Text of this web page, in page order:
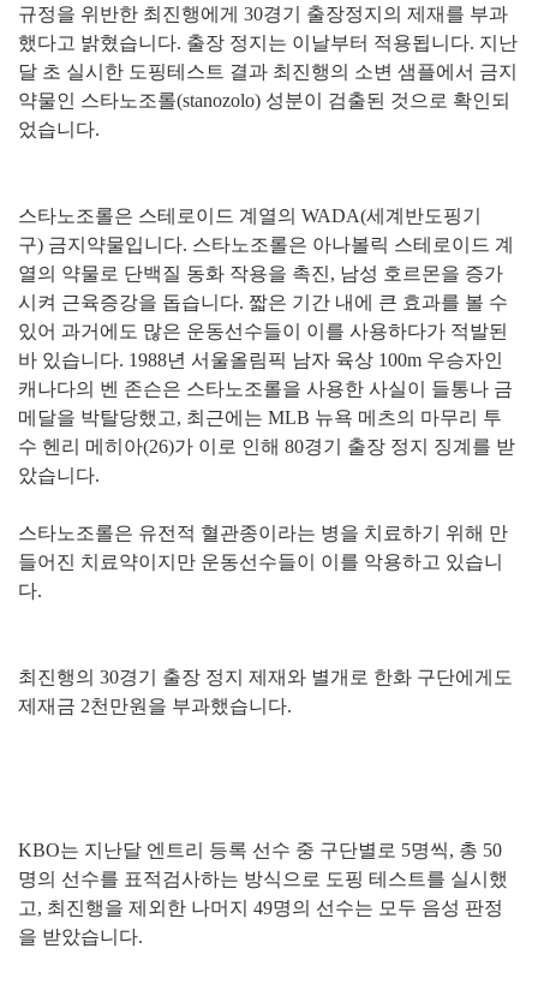
규정을 위반한 최진행에게 30경기 출장정지의 제재를 부과
했다고 밝혔습니다. 출장 정지는 이날부터 적용됩니다. 지난
달 초 실시한 도핑테스트 결과 최진행의 소변 샘플에서 금지
약물인 스타노조롤(stanozolo) 성분이 검출된 것으로 확인되
었습니다.
스타노조롤은 스테로이드 계열의 WADA(세계반도핑기
구) 금지약물입니다. 스타노조롤은 아나볼릭 스테로이드 계
열의 약물로 단백질 동화 작용을 촉진, 남성 호르몬을 증가
시켜 근육증강을 돕습니다. 짧은 기간 내에 큰 효과를 볼 수
있어 과거에도 많은 운동선수들이 이를 사용하다가 적발된
바 있습니다. 1988년 서울올림픽 남자 육상 100m 우승자인
캐나다의 벤 존슨은 스타노조롤을 사용한 사실이 들통나 금
메달을 박탈당했고, 최근에는 MLB 뉴욕 메츠의 마무리 투
수 헨리 메히아(26)가 이로 인해 80경기 출장 정지 징계를 받
았습니다.
스타노조롤은 유전적 혈관종이라는 병을 치료하기 위해 만
들어진 치료약이지만 운동선수들이 이를 악용하고 있습니
다.
최진행의 30경기 출장 정지 제재와 별개로 한화 구단에게도
제재금 2천만원을 부과했습니다.
KBO는 지난달 엔트리 등록 선수 중 구단별로 5명씩, 총 50
명의 선수를 표적검사하는 방식으로 도핑 테스트를 실시했
고, 최진행을 제외한 나머지 49명의 선수는 모두 음성 판정
을 받았습니다.